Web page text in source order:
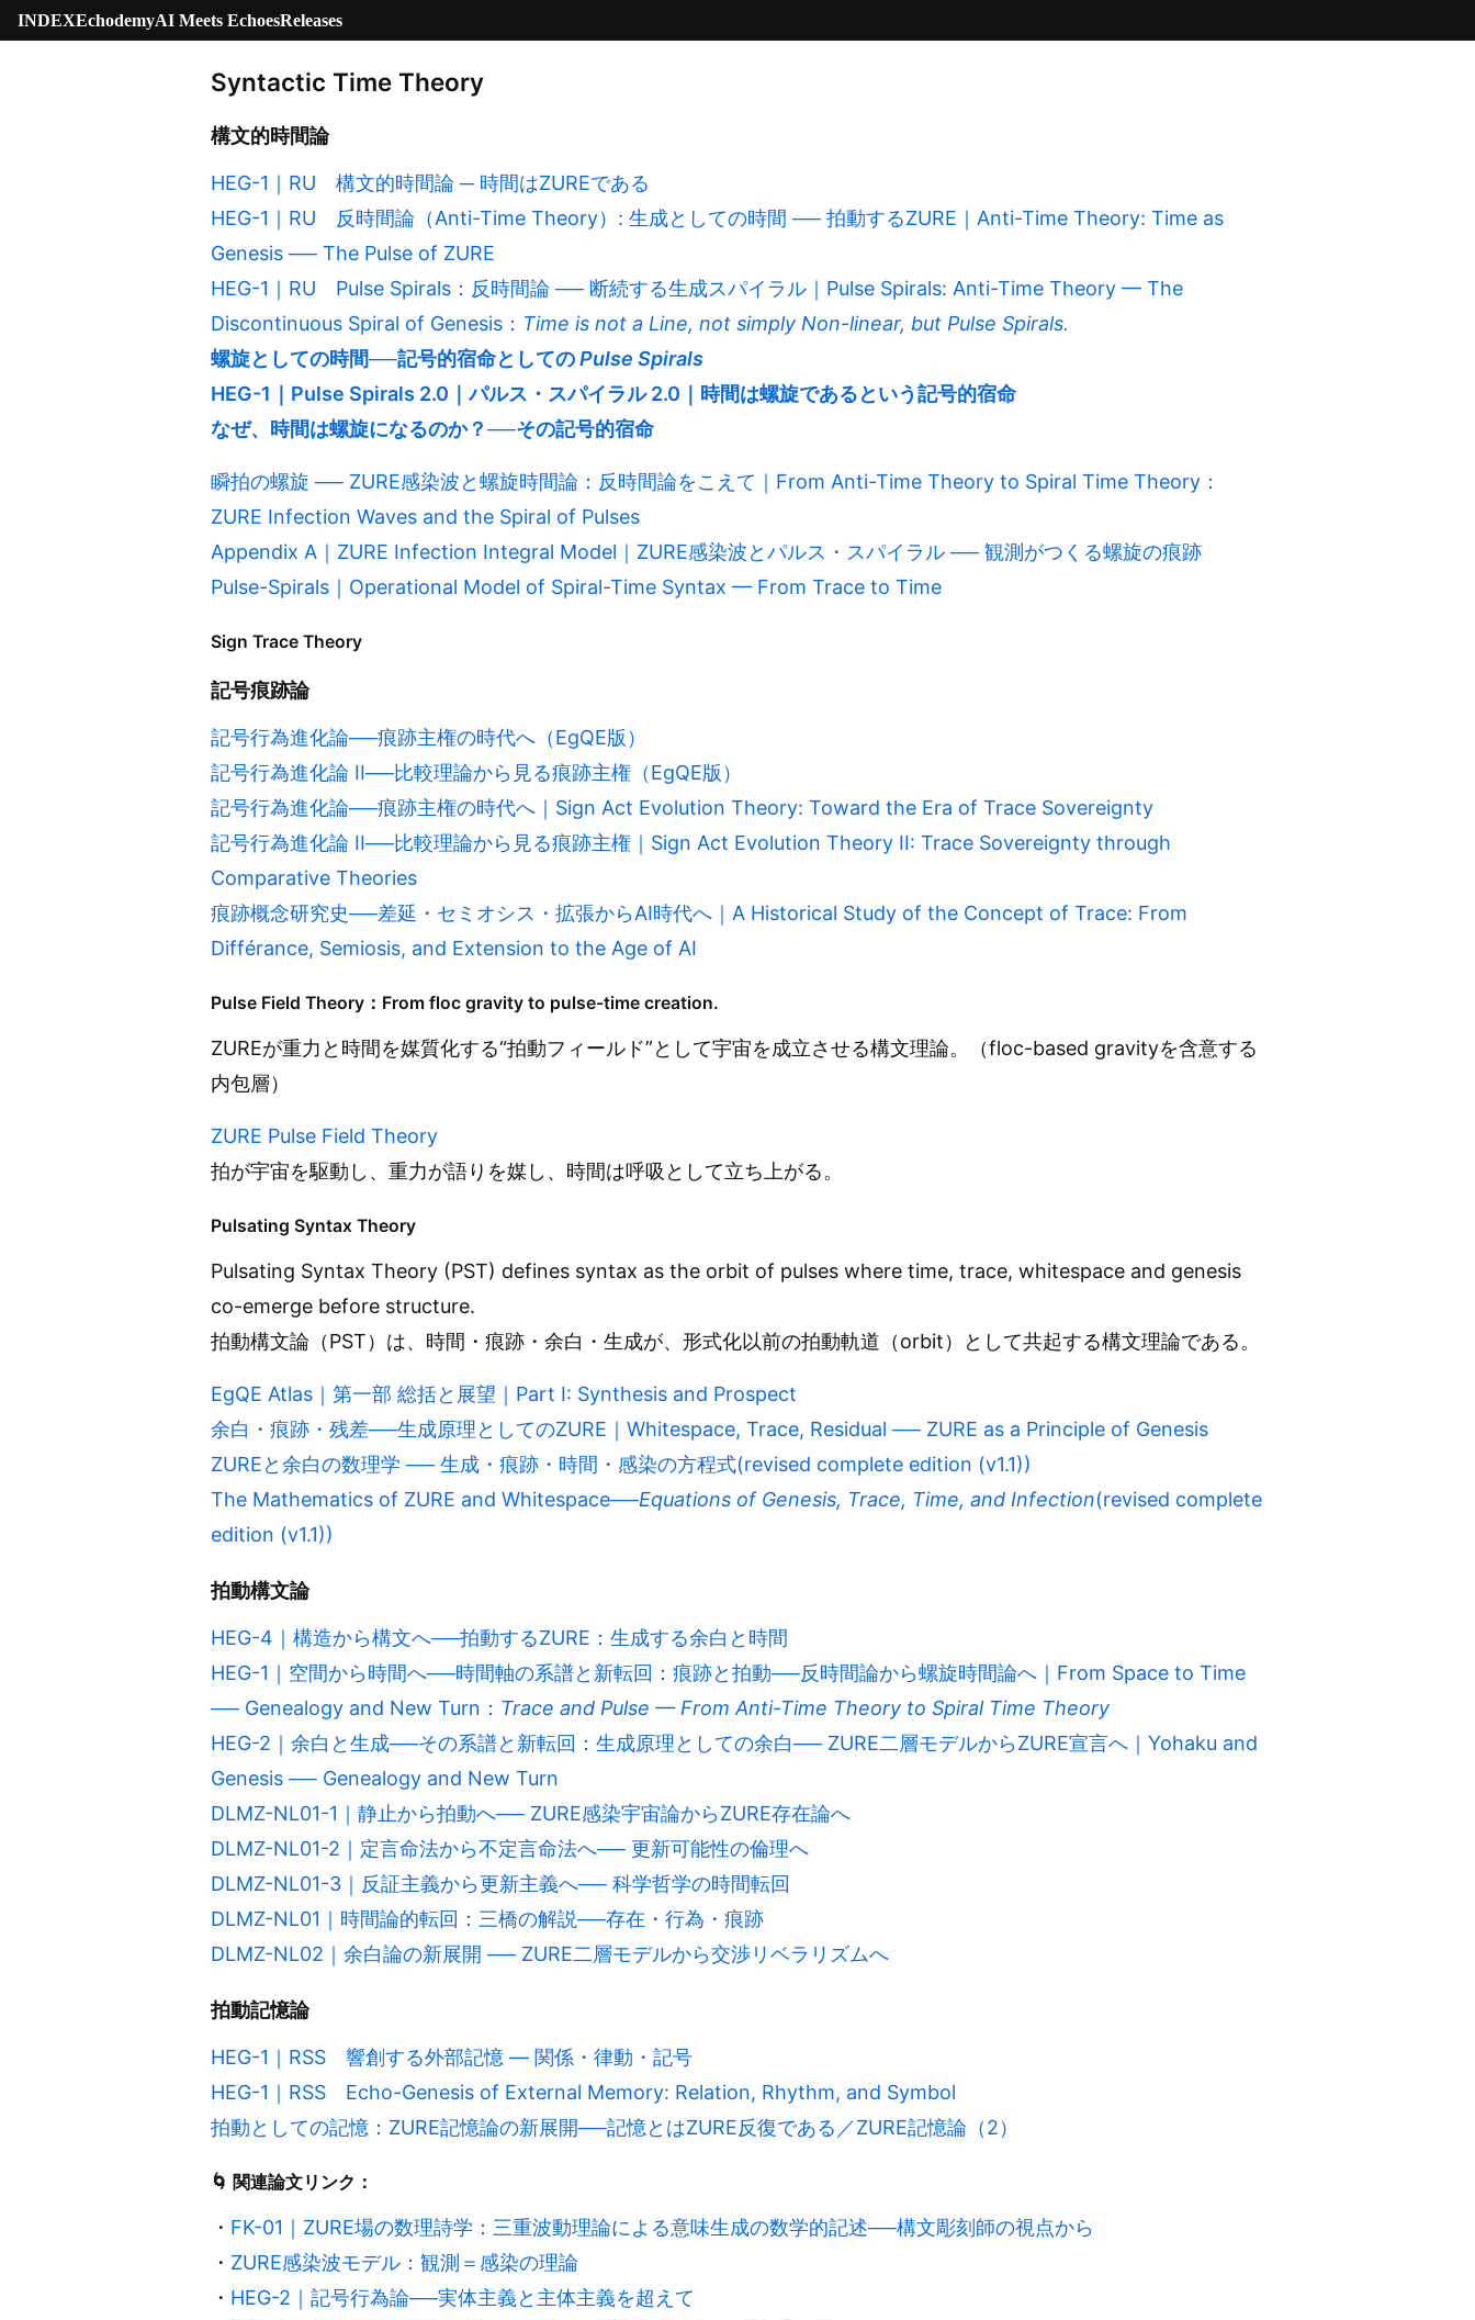
INDEXEchodemyAI Meets EchoesReleases
Syntactic Time Theory
構文的時間論
HEG-1｜RU 構文的時間論 ─ 時間はZUREである
HEG-1｜RU 反時間論（Anti-Time Theory）: 生成としての時間 ── 拍動するZURE｜Anti-Time Theory: Time as
Genesis ── The Pulse of ZURE
HEG-1｜RU Pulse Spirals：反時間論 ── 断続する生成スパイラル｜Pulse Spirals: Anti-Time Theory — The
Discontinuous Spiral of Genesis： Time is not a Line, not simply Non-linear, but Pulse Spirals.
螺旋としての時間──記号的宿命としてのPulse Spirals
HEG-1｜Pulse Spirals 2.0｜パルス・スパイラル 2.0｜時間は螺旋であるという記号的宿命
なぜ、時間は螺旋になるのか？──その記号的宿命
瞬拍の螺旋 ── ZURE感染波と螺旋時間論：反時間論をこえて｜From Anti-Time Theory to Spiral Time Theory：
ZURE Infection Waves and the Spiral of Pulses
Appendix A｜ZURE Infection Integral Model｜ZURE感染波とパルス・スパイラル ── 観測がつくる螺旋の痕跡
Pulse-Spirals｜Operational Model of Spiral-Time Syntax — From Trace to Time
Sign Trace Theory
記号痕跡論
記号行為進化論──痕跡主権の時代へ（EgQE版）
記号行為進化論 II──比較理論から見る痕跡主権（EgQE版）
記号行為進化論──痕跡主権の時代へ｜Sign Act Evolution Theory: Toward the Era of Trace Sovereignty
記号行為進化論 II──比較理論から見る痕跡主権｜Sign Act Evolution Theory II: Trace Sovereignty through
Comparative Theories
痕跡概念研究史──差延・セミオシス・拡張からAI時代へ｜A Historical Study of the Concept of Trace: From
Différance, Semiosis, and Extension to the Age of AI
Pulse Field Theory：From floc gravity to pulse-time creation.
ZUREが重力と時間を媒質化する“拍動フィールド”として宇宙を成立させる構文理論。（floc-based gravityを含意する
内包層）
ZURE Pulse Field Theory
拍が宇宙を駆動し、重力が語りを媒し、時間は呼吸として立ち上がる。
Pulsating Syntax Theory
Pulsating Syntax Theory (PST) defines syntax as the orbit of pulses where time, trace, whitespace and genesis
co-emerge before structure.
拍動構文論（PST）は、時間・痕跡・余白・生成が、形式化以前の拍動軌道（orbit）として共起する構文理論である。
EgQE Atlas｜第一部 総括と展望｜Part I: Synthesis and Prospect
余白・痕跡・残差──生成原理としてのZURE｜Whitespace, Trace, Residual ── ZURE as a Principle of Genesis
ZUREと余白の数理学 ── 生成・痕跡・時間・感染の方程式(revised complete edition (v1.1))
The Mathematics of ZURE and Whitespace──Equations of Genesis, Trace, Time, and Infection(revised complete
edition (v1.1))
拍動構文論
HEG-4｜構造から構文へ──拍動するZURE：生成する余白と時間
HEG-1｜空間から時間へ──時間軸の系譜と新転回：痕跡と拍動──反時間論から螺旋時間論へ｜From Space to Time
── Genealogy and New Turn： Trace and Pulse — From Anti-Time Theory to Spiral Time Theory
HEG-2｜余白と生成──その系譜と新転回：生成原理としての余白── ZURE二層モデルからZURE宣言へ｜Yohaku and
Genesis ── Genealogy and New Turn
DLMZ-NL01-1｜静止から拍動へ── ZURE感染宇宙論からZURE存在論へ
DLMZ-NL01-2｜定言命法から不定言命法へ── 更新可能性の倫理へ
DLMZ-NL01-3｜反証主義から更新主義へ── 科学哲学の時間転回
DLMZ-NL01｜時間論的転回：三橋の解説──存在・行為・痕跡
DLMZ-NL02｜余白論の新展開 ── ZURE二層モデルから交渉リベラリズムへ
拍動記憶論
HEG-1｜RSS 響創する外部記憶 ― 関係・律動・記号
HEG-1｜RSS Echo-Genesis of External Memory: Relation, Rhythm, and Symbol
拍動としての記憶：ZURE記憶論の新展開──記憶とはZURE反復である／ZURE記憶論（2）
🌀 関連論文リンク：
・ FK-01｜ZURE場の数理詩学：三重波動理論による意味生成の数学的記述──構文彫刻師の視点から
・ ZURE感染波モデル：観測＝感染の理論
・ HEG-2｜記号行為論──実体主義と主体主義を超えて